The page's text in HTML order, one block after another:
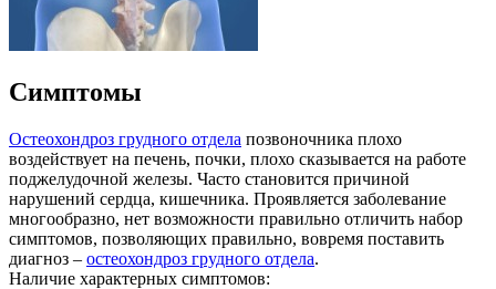
Симптомы
Остеохондроз грудного отдела позвоночника плохо
воздействует на печень, почки, плохо сказывается на работе
поджелудочной железы. Часто становится причиной
нарушений сердца, кишечника. Проявляется заболевание
многообразно, нет возможности правильно отличить набор
симптомов, позволяющих правильно, вовремя поставить
диагноз – остеохондроз грудного отдела.
Наличие характерных симптомов: